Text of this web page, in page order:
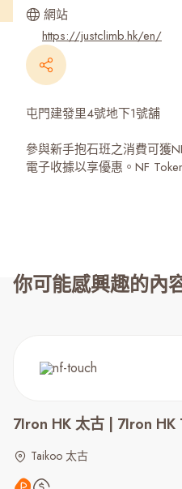
網站
https://justclimb.hk/en/
屯門建發里4號地下1號舖
參與新手抱石班之消費可獲
電子收據以享優惠。NF
你可能感興趣的內
7Iron HK 太古 | 7Iron HK
Taikoo 太古